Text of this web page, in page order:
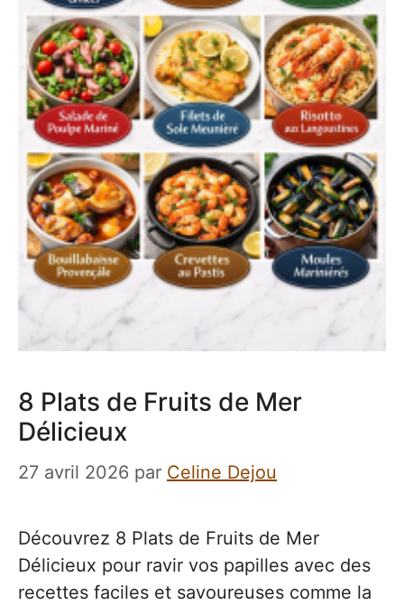
8 Plats de Fruits de Mer
Délicieux
27 avril 2026 par Celine Dejou
Découvrez 8 Plats de Fruits de Mer
Délicieux pour ravir vos papilles avec des
recettes faciles et savoureuses comme la